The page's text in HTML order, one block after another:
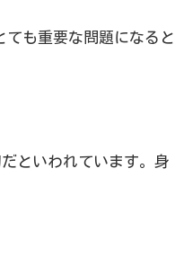
ても重要な問題になると
といわれています。身